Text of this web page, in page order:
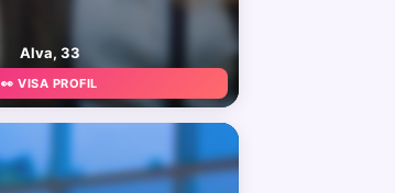
Alva, 33
👀 VISA PROFIL